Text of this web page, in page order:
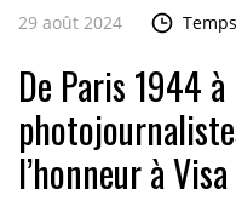
29 août 2024
De Paris 1944
l’honneur à